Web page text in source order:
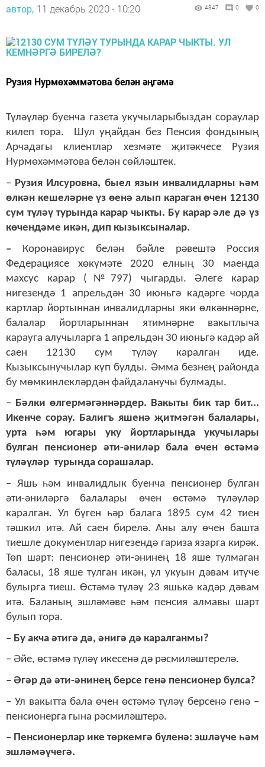
автор, 11 декабрь 2020 - 10:20 4347 0 0
Рузия Нурмөхәммәтова белән әңгәмә
Түләүләр буенча газета укучыларыбыздан сораулар
килеп тора. Шул уңайдан без Пенсия фондының
Арчадагы клиентлар хезмәте җитәкчесе Рузия
Нурмөхәммәтова белән сөйләштек.
– Рузия Илсуровна, быел язын инвалидларны һәм
өлкән кешеләрне үз өенә алып караган өчен 12130
сум түләү турында карар чыкты. Бу карар әле дә үз
көчендәме икән, дип кызыксыналар.
–
Коронавирус белән бәйле рәвештә Россия
Федерациясе хөкүмәте 2020 елның 30 маенда
махсус карар (№797) чыгарды. Әлеге карар
нигезендә 1 апрельдән 30 июньгә кадәрге чорда
картлар йортыннан инвалидларны яки өлкәннәрне,
балалар йортларыннан ятимнәрне вакытлыча
карауга алучыларга 1 апрельдән 30 июньгә кадәр ай
саен 12130 сум түләү каралган иде.
Кызыксынучылар күп булды. Әмма безнең районда
бу мөмкинлекләрдән файдаланучы булмады.
– Бәлки өлгермәгәннәрдер. Вакыты бик тар бит...
Икенче сорау. Балигъ яшенә җитмәгән балалары,
урта һәм югары уку йортларында укучылары
булган пенсионер әти-әниләр бала өчен өстәмә
түләүләр турында сорашалар.
– Яшь һәм инвалидлык буенча пенсионер булган
әти-әниләргә балалары өчен өстәмә түләүләр
каралган. Ул бүген һәр балага 1895 сум 42 тиен
тәшкил итә. Ай саен бирелә. Аны алу өчен башта
тиешле документлар нигезендә гариза язарга кирәк.
Төп шарт: пенсионер әти-әнинең 18 яше тулмаган
баласы, 18 яше тулган икән, ул укуын дәвам итүче
булырга тиеш. Өстәмә түләү 23 яшькә кадәр дәвам
итә. Баланың эшләмәве һәм пенсия алмавы шарт
булып тора.
– Бу акча әтигә дә, әнигә дә каралганмы?
– Әйе, өстәмә түләү икесенә дә рәсмиләштерелә.
– Әгәр дә әти-әнинең берсе генә пенсионер булса?
– Ул вакытта бала өчен өстәмә түләү берсенә генә –
пенсионерга гына рәсмиләштерә.
– Пенсионерлар ике төркемгә бүленә: эшләүче һәм
эшләмәүчегә.